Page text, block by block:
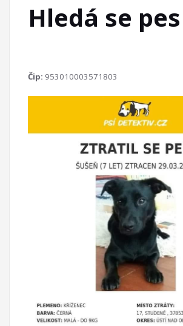
Hledá se pes
Čip: 953010003571803